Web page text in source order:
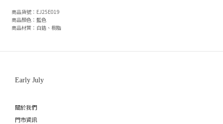
商品貨號：EJ25E019
商品顏色：藍色
商品材質：白鋯、樹脂
Early July
關於我們
門市資訊